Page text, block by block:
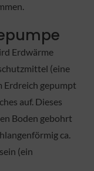
Erdwärme
(eine
Erdreich gepumpt
auf. Dieses
Boden gebohrt
ca.
(ein